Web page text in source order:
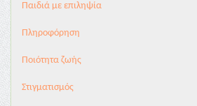
Παιδιά με επιληψία
Πληροφόρηση
Ποιότητα ζωής
Στιγματισμός